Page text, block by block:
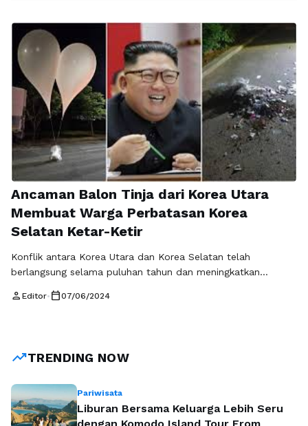
Ancaman Balon Tinja dari Korea Utara
Membuat Warga Perbatasan Korea
Selatan Ketar-Ketir
Konflik antara Korea Utara dan Korea Selatan telah
berlangsung selama puluhan tahun dan meningkatkan
ancaman terbaru yang membuat warga perbatasan Korea
serius bagi warga …Baca Selengkapnya
person Editor• calendar_today07/06/2024
trending_upTRENDING NOW
Pariwisata
Liburan Bersama Keluarga Lebih Seru